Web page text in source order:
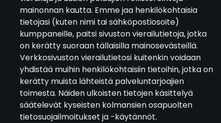
mainonnan kautta. Emme jaa henkilökohtaisia
tietojasi (kuten nimi tai sähköpostiosoite)
kumppaneille, paitsi sivuston vierailutietoja, jotka
on kerätty suoraan tällaisilla mainosevästeillä.
Verkkosivuston vierailutietosi kuitenkin voidaan
yhdistää muihin henkilökohtaisiin tietoihin, jotka on
kerätty muista lähteistä palveluntarjoajien
toimesta. Näiden ulkoisten tietojen käsittelyä
säätelevät kyseisten kolmansien osapuolten
tietosuojailmoitukset ja -käytännöt.